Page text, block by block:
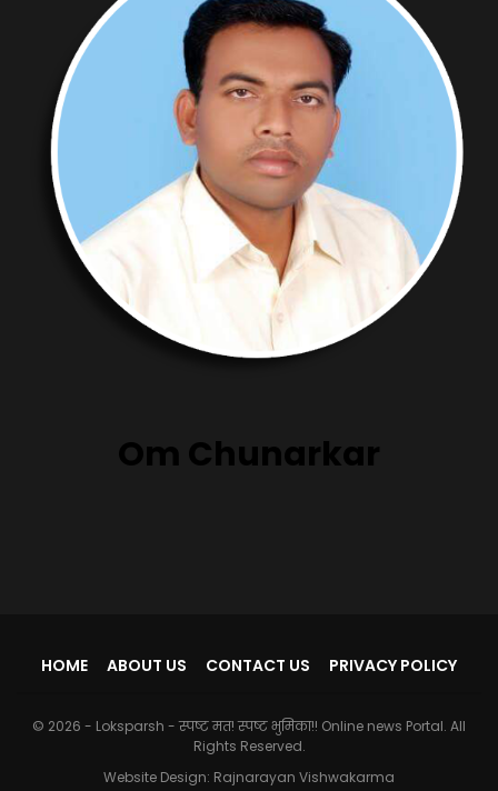
Om Chunarkar
HOME ABOUT US CONTACT US PRIVACY POLICY
© 2026 - Loksparsh - स्पष्ट मत! स्पष्ट भुमिका!! Online news Portal. All
Rights Reserved.
Website Design: Rajnarayan Vishwakarma